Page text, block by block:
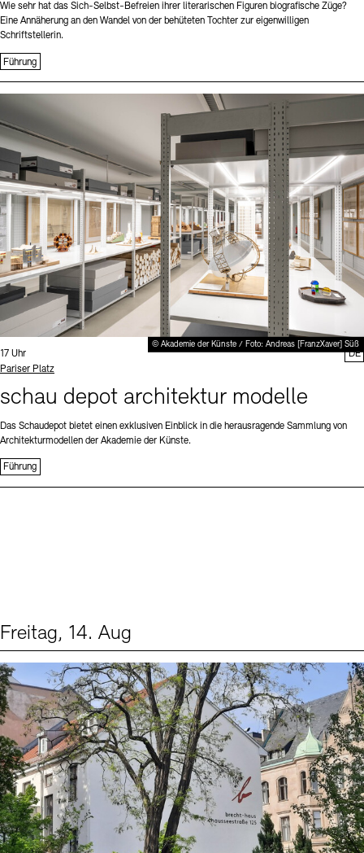
Wie sehr hat das Sich-Selbst-Befreien ihrer literarischen Figuren biografische Züge?
Eine Annäherung an den Wandel von der behüteten Tochter zur eigenwilligen
Schriftstellerin.
Führung
© Akademie der Künste / Foto: Andreas [FranzXaver] Süß
Uhrzeit:
17 Uhr
Standort
Pariser Platz
schau depot architektur modelle
Das Schaudepot bietet einen exklusiven Einblick in die herausragende Sammlung von
Architekturmodellen der Akademie der Künste.
Führung
DE
Freitag, 14. Aug